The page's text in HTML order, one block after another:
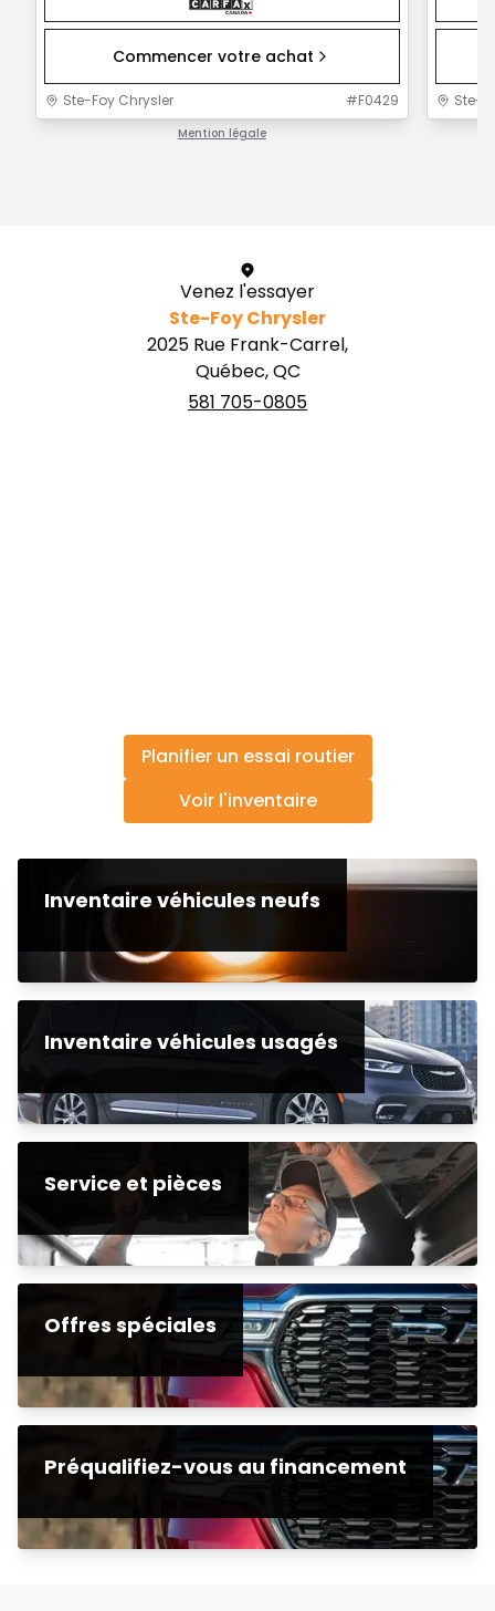
Commencer votre achat
Ste-Foy Chrysler #F0429
Mention légale
Ste-
Venez l'essayer
Ste-Foy Chrysler
2025 Rue Frank-Carrel,
Québec, QC
581 705-0805
Planifier un essai routier
Voir l'inventaire
Inventaire véhicules neufs
Inventaire véhicules usagés
Service et pièces
Offres spéciales
Préqualifiez-vous au financement